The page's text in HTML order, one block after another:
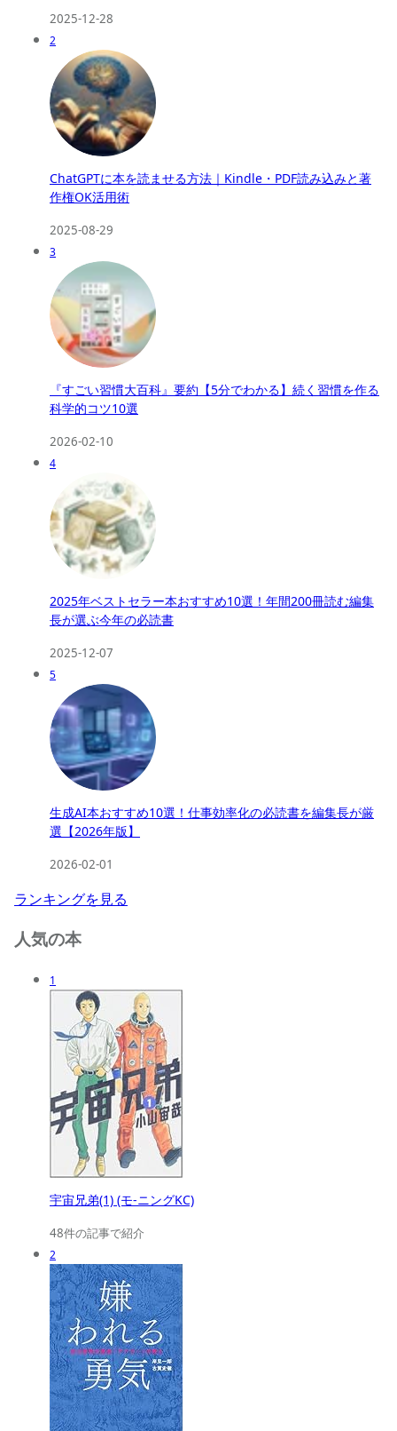
2025-12-28
2
ChatGPTに本を読ませる方法｜Kindle・PDF読み込みと著
作権OK活用術
2025-08-29
3
『すごい習慣大百科』要約【5分でわかる】続く習慣を作る
科学的コツ10選
2026-02-10
4
2025年ベストセラー本おすすめ10選！年間200冊読む編集
長が選ぶ今年の必読書
2025-12-07
5
生成AI本おすすめ10選！仕事効率化の必読書を編集長が厳
選【2026年版】
2026-02-01
ランキングを見る
人気の本
1
宇宙兄弟(1) (モ-ニングKC)
48件の記事で紹介
2